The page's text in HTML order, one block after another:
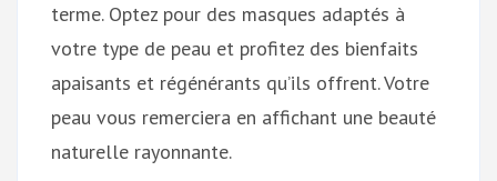
terme. Optez pour des masques adaptés à
votre type de peau et profitez des bienfaits
apaisants et régénérants qu’ils offrent. Votre
peau vous remerciera en affichant une beauté
naturelle rayonnante.